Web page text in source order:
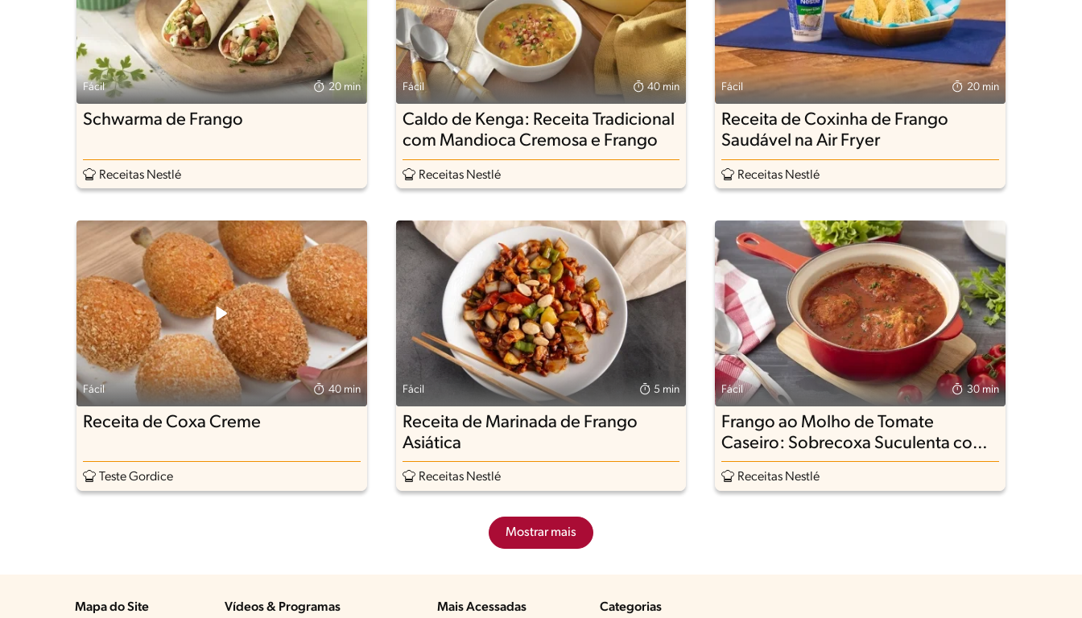
Fácil 20 min
Schwarma de Frango
Receitas Nestlé
Fácil 40 min
Caldo de Kenga: Receita Tradicional
com Mandioca Cremosa e Frango
Receitas Nestlé
Fácil 20 min
Receita de Coxinha de Frango
Saudável na Air Fryer
Receitas Nestlé
Fácil 40 min
Receita de Coxa Creme
Teste Gordice
Fácil 5 min
Receita de Marinada de Frango
Asiática
Receitas Nestlé
Fácil 30 min
Frango ao Molho de Tomate
Caseiro: Sobrecoxa Suculenta com
Molho Encorpado
Receitas Nestlé
Mostrar mais
Mapa do Site Vídeos & Programas​ Mais Acessadas Categorias